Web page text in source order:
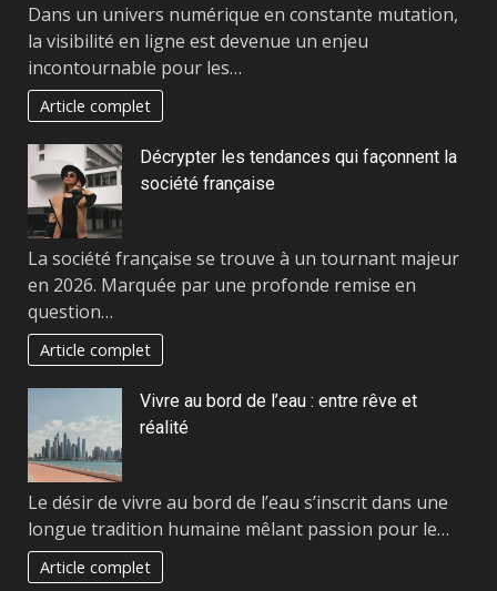
Dans un univers numérique en constante mutation,
la visibilité en ligne est devenue un enjeu
incontournable pour les…
Article complet
Décrypter les tendances qui façonnent la
société française
La société française se trouve à un tournant majeur
en 2026. Marquée par une profonde remise en
question…
Article complet
Vivre au bord de l’eau : entre rêve et
réalité
Le désir de vivre au bord de l’eau s’inscrit dans une
longue tradition humaine mêlant passion pour le…
Article complet